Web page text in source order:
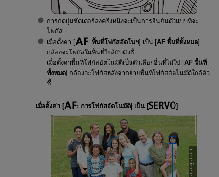
การกดปุ่มชัตเตอร์ลงครึ่งหนึ่งจะเป็นการยืนยันตัวแบบที่จะ
โฟกัส
เมื่อตั้งค่า [
: พื้นที่โฟกัสอัตโนฯ] เป็น [AF พื้นที่ทั้งหมด]
กล้องจะโฟกัสในพื้นที่ใกล้กับตัวชี้
เมื่อตั้งค่าพื้นที่โฟกัสอัตโนมัติเป็นตัวเลือกอื่นที่ไม่ใช่ [AF พื้นที่
ทั้งหมด] กล้องจะโฟกัสหลังจากย้ายพื้นที่โฟกัสอัตโนมัติใกล้ตัว
ชี้
เมื่อตั้งค่า [ : การโฟกัสอัตโนมัติ] เป็น [ ]